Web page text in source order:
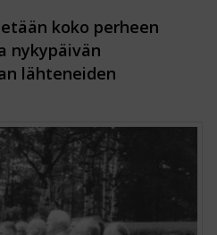
koko perheen
nykypäivän
lähteneiden